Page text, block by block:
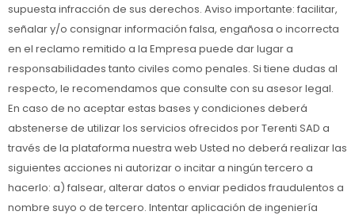
supuesta infracción de sus derechos. Aviso importante: facilitar,
señalar y/o consignar información falsa, engañosa o incorrecta
en el reclamo remitido a la Empresa puede dar lugar a
responsabilidades tanto civiles como penales. Si tiene dudas al
respecto, le recomendamos que consulte con su asesor legal.
En caso de no aceptar estas bases y condiciones deberá
abstenerse de utilizar los servicios ofrecidos por Terenti SAD a
través de la plataforma nuestra web Usted no deberá realizar las
siguientes acciones ni autorizar o incitar a ningún tercero a
hacerlo: a) falsear, alterar datos o enviar pedidos fraudulentos a
nombre suyo o de tercero. Intentar aplicación de ingeniería